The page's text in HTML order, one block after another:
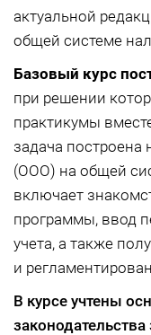
актуальной
общей системе
Базовый курс
при решении
практикумы
задача
(ООО) на общей
включает
программы, ввод
учета, а также
и
В курсе учтены